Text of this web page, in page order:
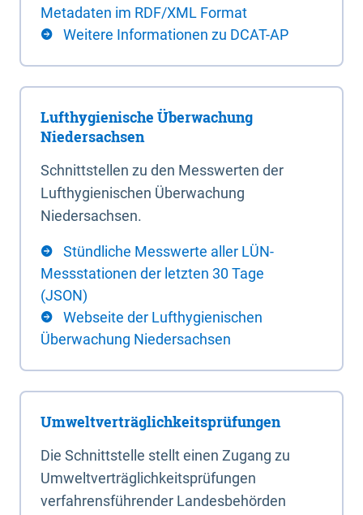
Metadaten im RDF/XML Format
Weitere Informationen zu DCAT-AP
Lufthygienische Überwachung
Niedersachsen
Schnittstellen zu den Messwerten der
Lufthygienischen Überwachung
Niedersachsen.
Stündliche Messwerte aller LÜN-
Messstationen der letzten 30 Tage
(JSON)
Webseite der Lufthygienischen
Überwachung Niedersachsen
Umweltverträglichkeitsprüfungen
Die Schnittstelle stellt einen Zugang zu
Umweltverträglichkeitsprüfungen
verfahrensführender Landesbehörden